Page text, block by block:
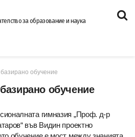
за образование и наука
обучение
обучение
гимназия „Проф. д-р
във Видин проектно